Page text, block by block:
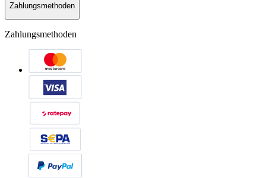
Zahlungsmethoden
Zahlungsmethoden